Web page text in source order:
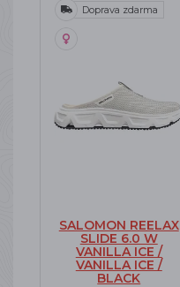
Doprava zdarma
SALOMON REELAX
SLIDE 6.0 W
VANILLA ICE /
VANILLA ICE /
BLACK